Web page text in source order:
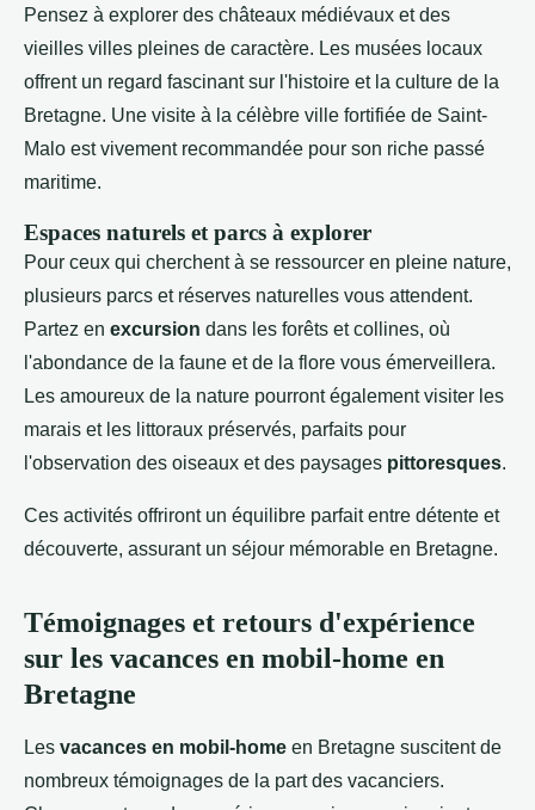
Pensez à explorer des châteaux médiévaux et des
vieilles villes pleines de caractère. Les musées locaux
offrent un regard fascinant sur l'histoire et la culture de la
Bretagne. Une visite à la célèbre ville fortifiée de Saint-
Malo est vivement recommandée pour son riche passé
maritime.
Espaces naturels et parcs à explorer
Pour ceux qui cherchent à se ressourcer en pleine nature,
plusieurs parcs et réserves naturelles vous attendent.
Partez en excursion dans les forêts et collines, où
l'abondance de la faune et de la flore vous émerveillera.
Les amoureux de la nature pourront également visiter les
marais et les littoraux préservés, parfaits pour
l'observation des oiseaux et des paysages pittoresques.
Ces activités offriront un équilibre parfait entre détente et
découverte, assurant un séjour mémorable en Bretagne.
Témoignages et retours d'expérience
sur les vacances en mobil-home en
Bretagne
Les vacances en mobil-home en Bretagne suscitent de
nombreux témoignages de la part des vacanciers.